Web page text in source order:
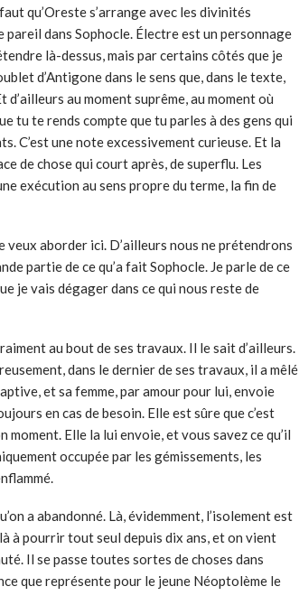
qu’Oreste s’arrange avec les divinités
dans Sophocle. Électre est un personnage
là-dessus, mais par certains côtés que je
d’Antigone dans le sens que, dans le texte,
au moment suprême, au moment où
tu te rends compte que tu parles à des gens qui
C’est une note exces­sivement curieuse. Et la
de chose qui court après, de superflu. Les
exécution au sens propre du terme, la fin de
veux aborder ici. D’ailleurs nous ne prétendrons
partie de ce qu’a fait Sophocle. Je parle de ce
je vais dégager dans ce qui nous reste de
au bout de ses travaux. Il le sait d’ailleurs.
dans le dernier de ses travaux, il a mêlé
et sa femme, par amour pour lui, envoie
en cas de besoin. Elle est sûre que c’est
moment. Elle la lui envoie, et vous savez ce qu’il
occupée par les gémissements, les
a abandonné. Là, évidemment, l’isolement est
à pourrir tout seul depuis dix ans, et on vient
Il se passe toutes sortes de choses dans
que représente pour le jeune Néoptolème le